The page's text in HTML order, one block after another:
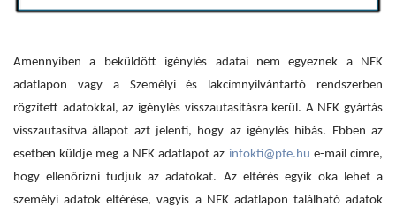
Amennyiben a beküldött igénylés adatai nem egyeznek a NEK
adatlapon vagy a Személyi és lakcímnyilvántartó rendszerben
rögzített adatokkal, az igénylés visszautasításra kerül. A NEK gyártás
visszautasítva állapot azt jelenti, hogy az igénylés hibás. Ebben az
esetben küldje meg a NEK adatlapot az infokti@pte.hu e-mail címre,
hogy ellenőrizni tudjuk az adatokat. Az eltérés egyik oka lehet a
személyi adatok eltérése, vagyis a NEK adatlapon található adatok